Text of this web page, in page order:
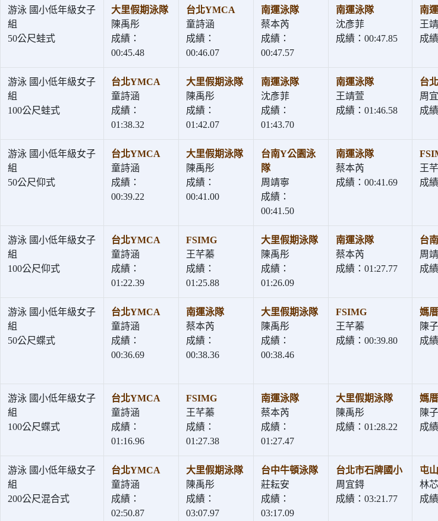
游泳 國小低年級女子
組
50公尺蛙式
大里假期泳隊
陳禹彤
成績：
00:45.48
台北YMCA
童詩涵
成績：
00:46.07
南運泳隊
蔡本芮
成績：
00:47.57
南運泳隊
沈彥菲
成績：00:47.85
南
王
成
游泳 國小低年級女子
組
100公尺蛙式
台北YMCA
童詩涵
成績：
01:38.32
大里假期泳隊
陳禹彤
成績：
01:42.07
南運泳隊
沈彥菲
成績：
01:43.70
南運泳隊
王靖萱
成績：01:46.58
台
周
成
游泳 國小低年級女子
組
50公尺仰式
台北YMCA
童詩涵
成績：
00:39.22
大里假期泳隊
陳禹彤
成績：
00:41.00
台南Y公園泳
隊
周靖寧
成績：
00:41.50
南運泳隊
蔡本芮
成績：00:41.69
王
成
游泳 國小低年級女子
組
100公尺仰式
台北YMCA
童詩涵
成績：
01:22.39
FSIMG
王芊蓁
成績：
01:25.88
大里假期泳隊
陳禹彤
成績：
01:26.09
南運泳隊
蔡本芮
成績：01:27.77
台
周
成
游泳 國小低年級女子
組
50公尺蝶式
台北YMCA
童詩涵
成績：
00:36.69
南運泳隊
蔡本芮
成績：
00:38.36
大里假期泳隊
陳禹彤
成績：
00:38.46
FSIMG
王芊蓁
成績：00:39.80
媽
陳
成
游泳 國小低年級女子
組
100公尺蝶式
台北YMCA
童詩涵
成績：
01:16.96
FSIMG
王芊蓁
成績：
01:27.38
南運泳隊
蔡本芮
成績：
01:27.47
大里假期泳隊
陳禹彤
成績：01:28.22
媽
陳
成
游泳 國小低年級女子
組
200公尺混合式
台北YMCA
童詩涵
成績：
02:50.87
大里假期泳隊
陳禹彤
成績：
03:07.97
台中牛頓泳隊
莊耘安
成績：
03:17.09
台北市石牌國小
周宜鍀
成績：03:21.77
屯
林
成